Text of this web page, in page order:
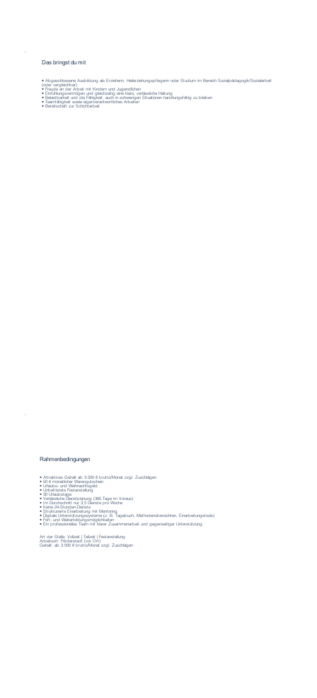
Das bringst du mit
• Abgeschlossene Ausbildung als Erzieherin, Heilerziehungspflegerin oder Studium im Bereich Sozialpädagogik/Sozialarbeit
(oder vergleichbar)
• Freude an der Arbeit mit Kindern und Jugendlichen
• Einfühlungsvermögen und gleichzeitig eine klare, verlässliche Haltung
• Belastbarkeit und die Fähigkeit, auch in schwierigen Situationen handlungsfähig zu bleiben
• Teamfähigkeit sowie eigenverantwortliches Arbeiten
• Bereitschaft zur Schichtarbeit
Rahmenbedingungen
• Attraktives Gehalt ab 3.500 € brutto/Monat zzgl. Zuschlägen
• 50 € monatlicher Warengutschein
• Urlaubs- und Weihnachtsgeld
• Unbefristete Festanstellung
• 30 Urlaubstage
• Verlässliche Dienstplanung (365 Tage im Voraus)
• Im Durchschnitt nur 3,5 Dienste pro Woche
• Keine 24-Stunden-Dienste
• Strukturierte Einarbeitung mit Mentoring
• Digitale Unterstützungssysteme (z. B. Tagebuch, Methodenübersichten, Einarbeitungstools)
• Fort- und Weiterbildungsmöglichkeiten
• Ein professionelles Team mit klarer Zusammenarbeit und gegenseitiger Unterstützung
Art der Stelle: Vollzeit | Teilzeit | Festanstellung
Arbeitsort: Förderstedt (vor Ort)
Gehalt: ab 3.500 € brutto/Monat zzgl. Zuschlägen